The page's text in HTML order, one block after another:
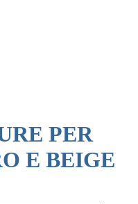
PER
E BEIGE